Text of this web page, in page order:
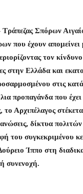
Σπόρων
που έχουν
τον
στην Ελλάδα και
στις
προπαγάνδα που
Αρχιπέλαγος
δίκτυα
του συγκεκριμένου
Ίππο στη
συνενοχή.